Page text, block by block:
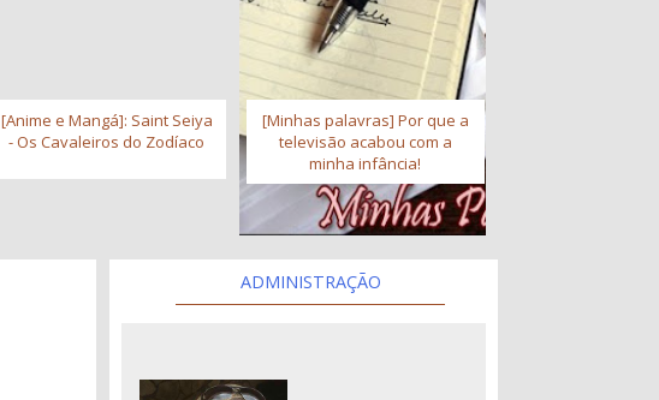
[Anime e Mangá]: Saint Seiya
- Os Cavaleiros do Zodíaco
[Minhas palavras] Por que a
televisão acabou com a
minha infância!
ADMINISTRAÇÃO